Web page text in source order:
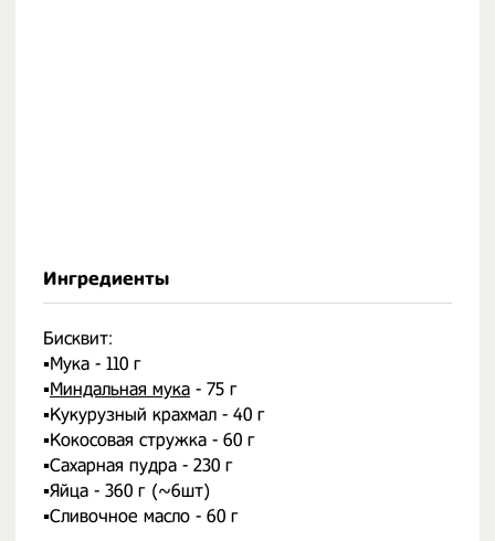
Ингредиенты
Бисквит:
▪️Мука - 110 г
▪️Миндальная мука - 75 г
▪️Кукурузный крахмал - 40 г
▪️Кокосовая стружка - 60 г
▪️Сахарная пудра - 230 г
▪️Яйца - 360 г (~6шт)
▪️Сливочное масло - 60 г